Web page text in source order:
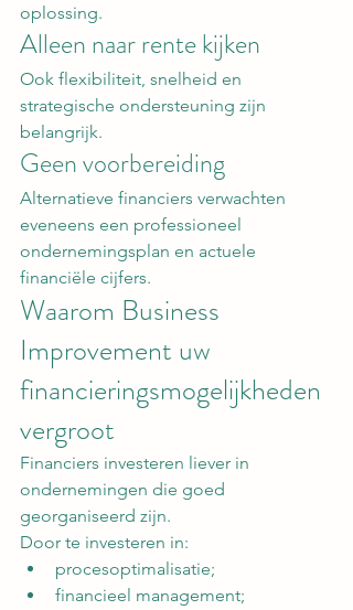
oplossing.
Alleen naar rente kijken
Ook flexibiliteit, snelheid en
strategische ondersteuning zijn
belangrijk.
Geen voorbereiding
Alternatieve financiers verwachten
eveneens een professioneel
ondernemingsplan en actuele
financiële cijfers.
Waarom Business
Improvement uw
financieringsmogelijkheden
vergroot
Financiers investeren liever in
ondernemingen die goed
georganiseerd zijn.
Door te investeren in:
procesoptimalisatie;
financieel management;